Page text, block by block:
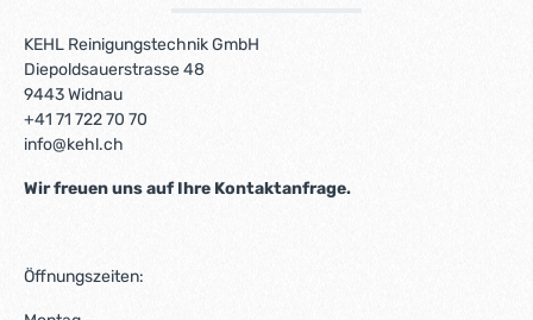
KEHL Reinigungstechnik GmbH
Diepoldsauerstrasse 48
9443 Widnau
+41 71 722 70 70
info@kehl.ch
Wir freuen uns auf Ihre Kontaktanfrage.
Öffnungszeiten: